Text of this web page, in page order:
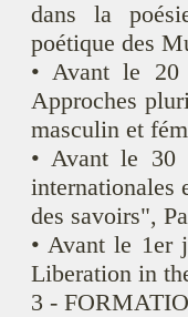
dans la
poétique des
• Avant le 20
Approches
masculin et
• Avant le 30
internationales
des savoirs",
• Avant le 1er
Liberation in
3 -